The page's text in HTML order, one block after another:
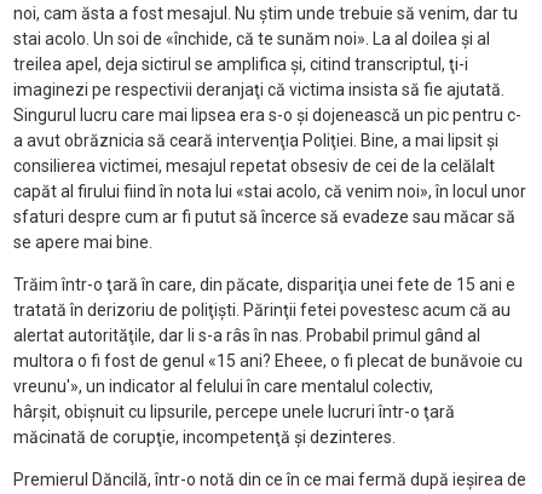
noi, cam ăsta a fost mesajul. Nu ştim unde trebuie să venim, dar tu
stai acolo. Un soi de «închide, că te sunăm noi». La al doilea şi al
treilea apel, deja sictirul se amplifica şi, citind transcriptul, ţi-i
imaginezi pe respectivii deranjaţi că victima insista să fie ajutată.
Singurul lucru care mai lipsea era s-o şi dojenească un pic pentru c-
a avut obrăznicia să ceară intervenţia Poliţiei. Bine, a mai lipsit şi
consilierea victimei, mesajul repetat obsesiv de cei de la celălalt
capăt al firului fiind în nota lui «stai acolo, că venim noi», în locul unor
sfaturi despre cum ar fi putut să încerce să evadeze sau măcar să
se apere mai bine.
Trăim într-o ţară în care, din păcate, dispariţia unei fete de 15 ani e
tratată în derizoriu de poliţişti. Părinţii fetei povestesc acum că au
alertat autorităţile, dar li s-a râs în nas. Probabil primul gând al
multora o fi fost de genul «15 ani? Eheee, o fi plecat de bunăvoie cu
vreunu'», un indicator al felului în care mentalul colectiv,
hârşit, obişnuit cu lipsurile, percepe unele lucruri într-o ţară
măcinată de corupţie, incompetenţă şi dezinteres.
Premierul Dăncilă, într-o notă din ce în ce mai fermă după ieşirea de